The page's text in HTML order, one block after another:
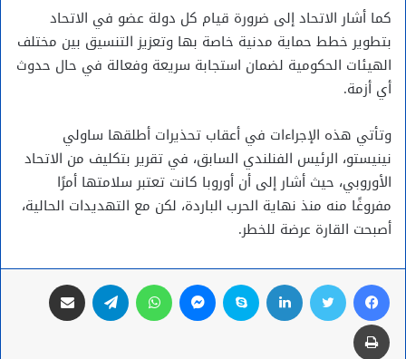
كما أشار الاتحاد إلى ضرورة قيام كل دولة عضو في الاتحاد
بتطوير خطط حماية مدنية خاصة بها وتعزيز التنسيق بين مختلف
الهيئات الحكومية لضمان استجابة سريعة وفعالة في حال حدوث
أي أزمة.
وتأتي هذه الإجراءات في أعقاب تحذيرات أطلقها ساولي
نينيستو، الرئيس الفنلندي السابق، في تقرير بتكليف من الاتحاد
الأوروبي، حيث أشار إلى أن أوروبا كانت تعتبر سلامتها أمرًا
مفروغًا منه منذ نهاية الحرب الباردة، لكن مع التهديدات الحالية،
أصبحت القارة عرضة للخطر.
فيسبوك تويتر لينكدإن سكايب ماسنجر واتساب تيلقرام
طباعة